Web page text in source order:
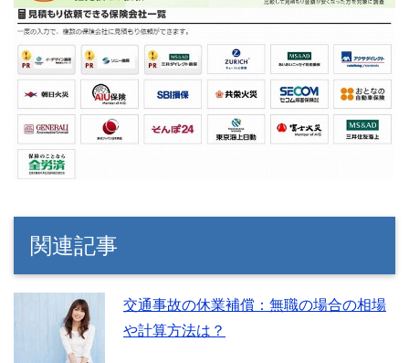
関連記事
交通事故の休業補償：無職の場合の相場
や計算方法は？